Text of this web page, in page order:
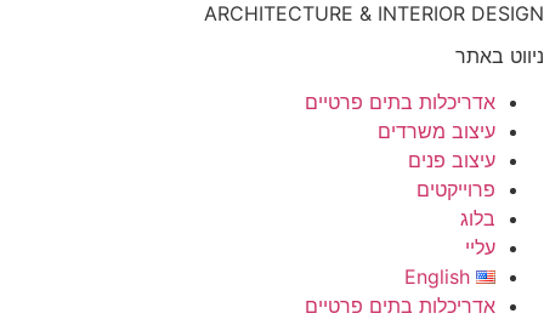
ARCHITECTURE & INTERIOR DESIGN
ניווט באתר
אדריכלות בתים פרטיים
עיצוב משרדים
עיצוב פנים
פרוייקטים
בלוג
עליי
English
אדריכלות בתים פרטיים